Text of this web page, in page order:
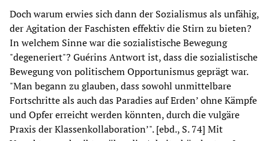
Doch warum erwies sich dann der Sozialismus als unfähig,
der Agitation der Faschisten effektiv die Stirn zu bieten?
In welchem Sinne war die sozialistische Bewegung
"degeneriert"? Guérins Antwort ist, dass die sozialistische
Bewegung von politischem Opportunismus geprägt war.
"Man begann zu glauben, dass sowohl unmittelbare
Fortschritte als auch das Paradies auf Erden’ ohne Kämpfe
und Opfer erreicht werden könnten, durch die vulgäre
Praxis der Klassenkollaboration’". [ebd., S. 74] Mit